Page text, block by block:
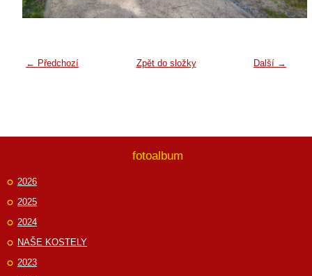
← Předchozí Další →
Zpět do složky
fotoalbum
2026
2025
2024
NAŠE KOSTELY
2023